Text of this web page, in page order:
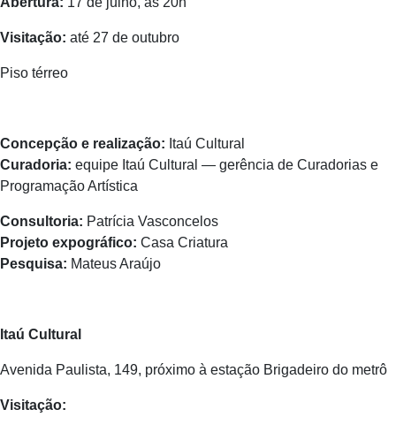
Visitação: até 27 de outubro
Piso térreo
Concepção e realização: Itaú Cultural
Curadoria: equipe Itaú Cultural — gerência de Curadorias e
Programação Artística
Consultoria: Patrícia Vasconcelos
Projeto expográfico: Casa Criatura
Pesquisa: Mateus Araújo
Itaú Cultural
Avenida Paulista, 149, próximo à estação Brigadeiro do metrô
Visitação: